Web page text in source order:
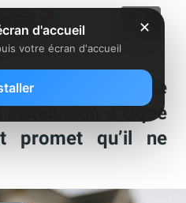
nouvelle liste de
d’Oqee
promet qu’il ne
✕
d'accueil
votre écran d'accueil